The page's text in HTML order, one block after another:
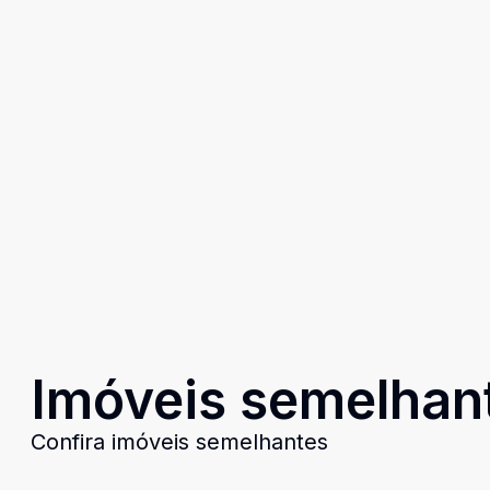
Imóveis
Confira imóveis semelhantes